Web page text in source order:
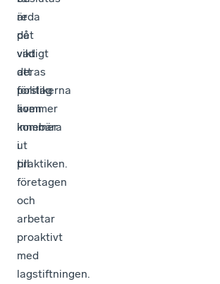
är
det
viktigt
att
politikerna
även
kommer
ut
till
företagen
och
arbetar
proaktivt
med
lagstiftningen.
reda
på
vad
deras
förslag
kommer
innebära
i
praktiken.